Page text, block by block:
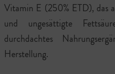
Vitamin E (250% ETD), das
und ungesättigte
durchdachtes
Herstellung.